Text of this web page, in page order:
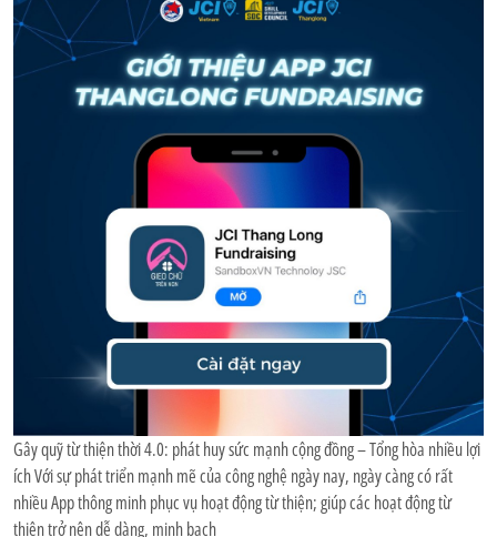
Gây quỹ từ thiện thời 4.0: phát huy sức mạnh cộng đồng – Tổng hòa nhiều lợi
ích Với sự phát triển mạnh mẽ của công nghệ ngày nay, ngày càng có rất
nhiều App thông minh phục vụ hoạt động từ thiện; giúp các hoạt động từ
thiện trở nên dễ dàng, minh bạch